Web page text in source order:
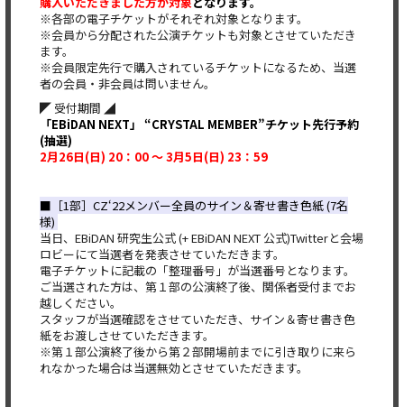
※各部の電子チケットがそれぞれ対象となります。
※会員から分配された公演チケットも対象とさせていただき
ます。
※会員限定先行で購入されているチケットになるため、当選
者の会員・非会員は問いません。
◤ 受付期間 ◢
「EBiDAN NEXT」 “CRYSTAL MEMBER”チケット先行予約
(抽選)
2月26日(日) 20：00 ～ 3月5日(日) 23：59
■［1部］CZ‘22メンバー全員のサイン＆寄せ書き色紙 (7名
様)
当日、EBiDAN 研究生公式 (+ EBiDAN NEXT 公式)Twitterと会場
ロビーにて当選者を発表させていただきます。
電子チケットに記載の「整理番号」が当選番号となります。
ご当選された方は、第１部の公演終了後、関係者受付までお
越しください。
スタッフが当選確認をさせていただき、サイン＆寄せ書き色
紙をお渡しさせていただきます。
※第１部公演終了後から第２部開場前までに引き取りに来ら
れなかった場合は当選無効とさせていただきます。